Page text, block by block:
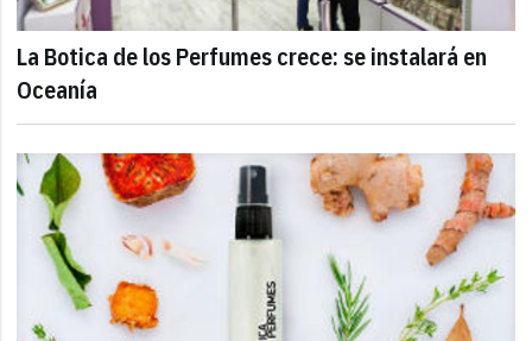
La Botica de los Perfumes crece: se instalará en
Oceanía